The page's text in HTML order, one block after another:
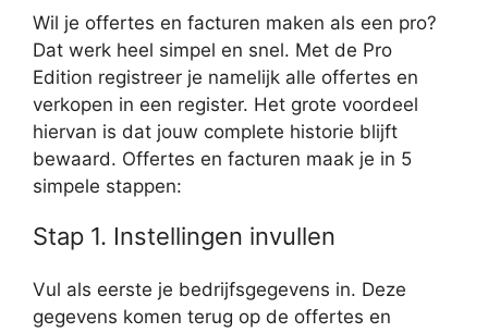
Wil je offertes en facturen maken als een pro?
Dat werk heel simpel en snel. Met de Pro
Edition registreer je namelijk alle offertes en
verkopen in een register. Het grote voordeel
hiervan is dat jouw complete historie blijft
bewaard. Offertes en facturen maak je in 5
simpele stappen:
Stap 1. Instellingen invullen
Vul als eerste je bedrijfsgegevens in. Deze
gegevens komen terug op de offertes en